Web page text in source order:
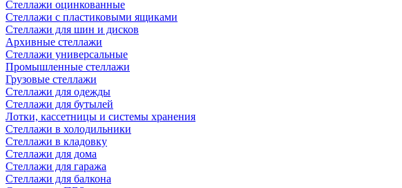
Стеллажи оцинкованные
Стеллажи с пластиковыми ящиками
Стеллажи для шин и дисков
Архивные стеллажи
Стеллажи универсальные
Промышленные стеллажи
Грузовые стеллажи
Стеллажи для одежды
Стеллажи для бутылей
Лотки, кассетницы и системы хранения
Стеллажи в холодильники
Стеллажи в кладовку
Стеллажи для дома
Стеллажи для гаража
Стеллажи для балкона